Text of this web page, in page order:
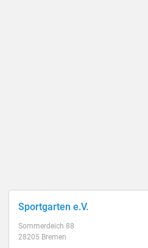
Sportgarten e.V.
Sommerdeich 88
28205 Bremen